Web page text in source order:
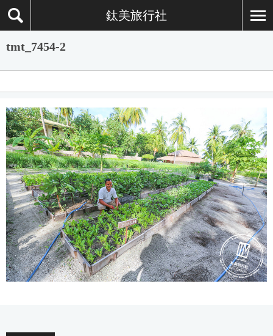
鈦美旅行社
tmt_7454-2